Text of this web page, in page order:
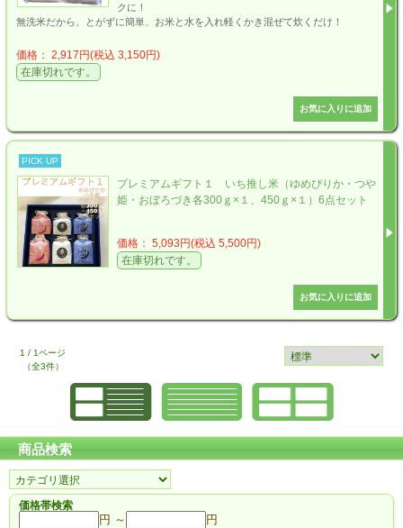
クに！
無洗米だから、とがずに簡単、お米と水を入れ軽くかき混ぜて炊くだけ！
価格： 2,917円(税込 3,150円)
在庫切れです。
PICK UP
プレミアムギフト１ いち推し米（ゆめぴりか・つや
姫・おぼろづき各300ｇ×１、450ｇ×１）6点セット
価格： 5,093円(税込 5,500円)
在庫切れです。
1 / 1ページ
（全3件）
商品検索
価格帯検索
円 ～ 円